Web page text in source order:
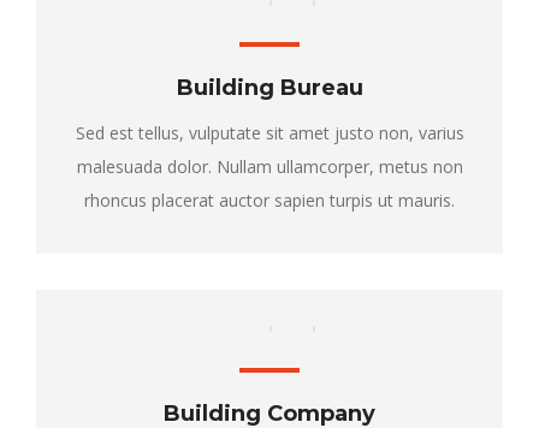
Building Bureau
Sed est tellus, vulputate sit amet justo non, varius
malesuada dolor. Nullam ullamcorper, metus non
rhoncus placerat auctor sapien turpis ut mauris.
Building Company